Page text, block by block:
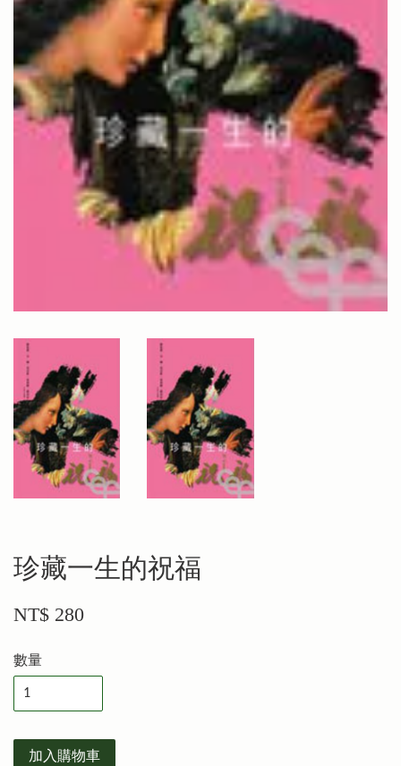
珍藏一生的祝福
NT$ 280
數量
加入購物車